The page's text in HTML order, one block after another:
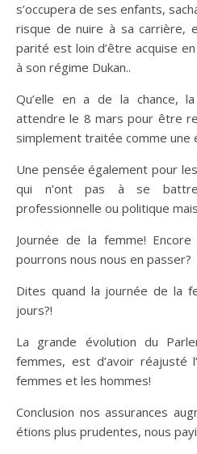
s’occupera de ses enfants,
risque de nuire à sa carrière,
parité est loin d’être acquise
à son régime Dukan..
Qu’elle en a de la chance,
attendre le 8 mars pour être
simplement traitée comme une
Une pensée également pour
qui n’ont pas à se battre
professionnelle ou politique
Journée de la femme!
pourrons nous nous en passer?
Dites quand la journée de la
jours?!
La grande évolution du
femmes, est d’avoir réajusté
femmes et les hommes!
Conclusion nos assurances
étions plus prudentes, nous